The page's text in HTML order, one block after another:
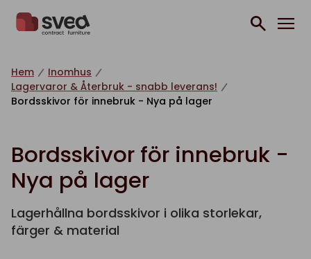
Hem
Inomhus
Lagervaror & Återbruk - snabb leverans!
Bordsskivor för innebruk - Nya på lager
Bordsskivor för innebruk -
Nya på lager
Lagerhållna bordsskivor i olika storlekar,
färger & material